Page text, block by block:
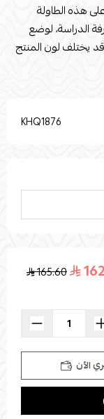
هذه الطاولة
الدراسة، لوضع
الكتب والأكواب عليها، متينة، ولاغنى عن اقتنائها.nقد يختلف لون المنتج
الخاصة بك.
فقط. القياسات
KHQ1876
165.60
الآن